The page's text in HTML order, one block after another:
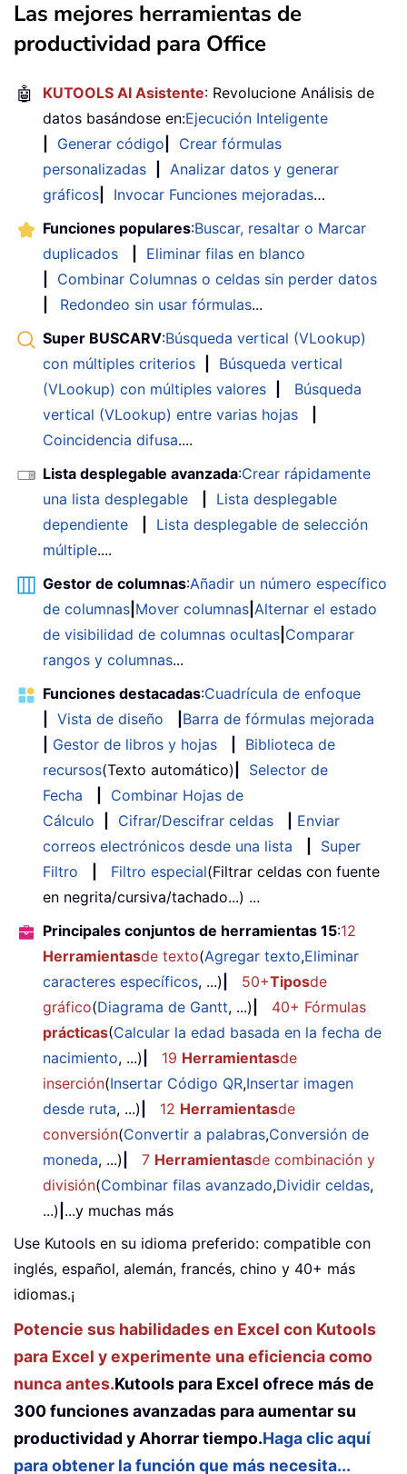
Las mejores herramientas de
productividad para Office
🤖 KUTOOLS AI Asistente: Revolucione Análisis de
datos basándose en:Ejecución Inteligente
Generar código
Crear fórmulas
personalizadas
Analizar datos y generar
gráficos
Invocar Funciones mejoradas…
Funciones populares:Buscar, resaltar o Marcar
duplicados
Eliminar filas en blanco
Combinar Columnas o celdas sin perder datos
Redondeo sin usar fórmulas...
Super BUSCARV:Búsqueda vertical (VLookup)
con múltiples criterios
Búsqueda vertical
(VLookup) con múltiples valores
Búsqueda
vertical (VLookup) entre varias hojas
Coincidencia difusa....
Lista desplegable avanzada:Crear rápidamente
una lista desplegable
Lista desplegable
dependiente
Lista desplegable de selección
múltiple....
Gestor de columnas:Añadir un número específico
de columnas Mover columnas Alternar el estado
de visibilidad de columnas ocultas Comparar
rangos y columnas...
Funciones destacadas:Cuadrícula de enfoque
Vista de diseño
Barra de fórmulas mejorada
Gestor de libros y hojas
Biblioteca de
recursos(Texto automático)
Selector de
Fecha
Combinar Hojas de
Cálculo
Cifrar/Descifrar celdas
Enviar
correos electrónicos desde una lista
Super
Filtro
Filtro especial(Filtrar celdas con fuente
en negrita/cursiva/tachado...) ...
Principales conjuntos de herramientas 15:12
Herramientasde texto(Agregar texto,Eliminar
caracteres específicos, ...) 50+Tiposde
gráfico(Diagrama de Gantt, ...)
40+ Fórmulas
prácticas(Calcular la edad basada en la fecha de
nacimiento, ...) 19 Herramientasde
inserción(Insertar Código QR,Insertar imagen
desde ruta, ...) 12 Herramientasde
conversión(Convertir a palabras,Conversión de
moneda, ...) 7 Herramientasde combinación y
división(Combinar filas avanzado,Dividir celdas,
...) ...y muchas más
Use Kutools en su idioma preferido: compatible con
inglés, español, alemán, francés, chino y 40+ más
idiomas.¡
Potencie sus habilidades en Excel con Kutools
para Excel y experimente una eficiencia como
nunca antes.Kutools para Excel ofrece más de
300 funciones avanzadas para aumentar su
productividad y Ahorrar tiempo.Haga clic aquí
para obtener la función que más necesita...